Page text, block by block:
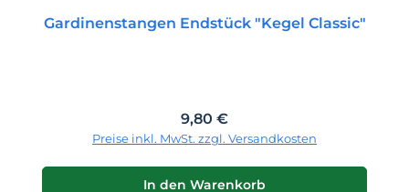
Gardinenstangen Endstück "Kegel Classic"
Regulärer Preis:
9,80 €
Preise inkl. MwSt. zzgl. Versandkosten
In den Warenkorb